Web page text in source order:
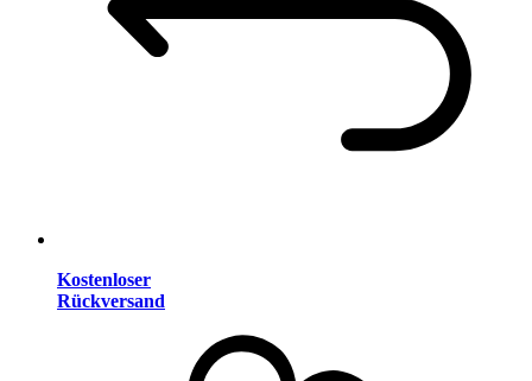
Kostenloser
Rückversand